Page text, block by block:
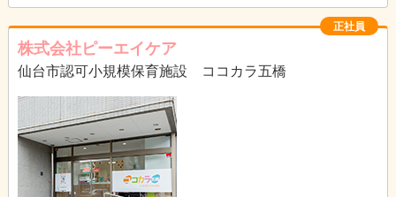
【1日のスケジュール例】
9:30～ 出勤、朝礼
10:00～ レッスン1
11:35～ 休憩
12:35～ 事務作業
14:40～ レッスン2
16:25～ レッスン3
18:30～ 退勤
正社員
株式会社ピーエイケア
仙台市認可小規模保育施設 ココカラ五橋